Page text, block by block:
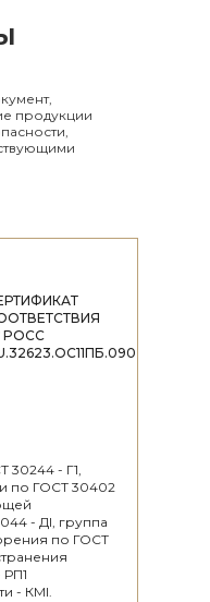
продукции
30244 - Г1,
по ГОСТ 30402
- ДІ, группа
по ГОСТ
- КМІ.
POCC